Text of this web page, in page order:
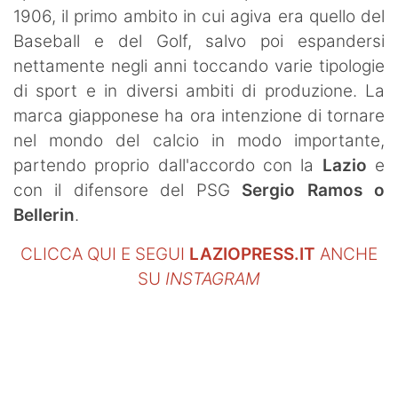
1906, il primo ambito in cui agiva era quello del
Baseball e del Golf, salvo poi espandersi
nettamente negli anni toccando varie tipologie
di sport e in diversi ambiti di produzione. La
marca giapponese ha ora intenzione di tornare
nel mondo del calcio in modo importante,
partendo proprio dall'accordo con la Lazio e
con il difensore del PSG Sergio Ramos o
Bellerin.
CLICCA QUI E SEGUI LAZIOPRESS.IT ANCHE
SU INSTAGRAM